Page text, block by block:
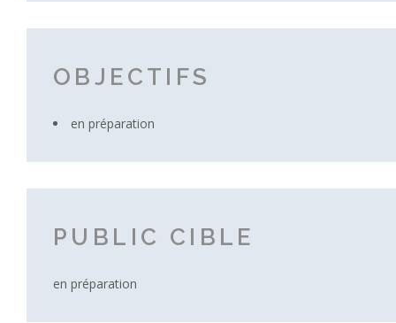
OBJECTIFS
en préparation
PUBLIC CIBLE
en préparation